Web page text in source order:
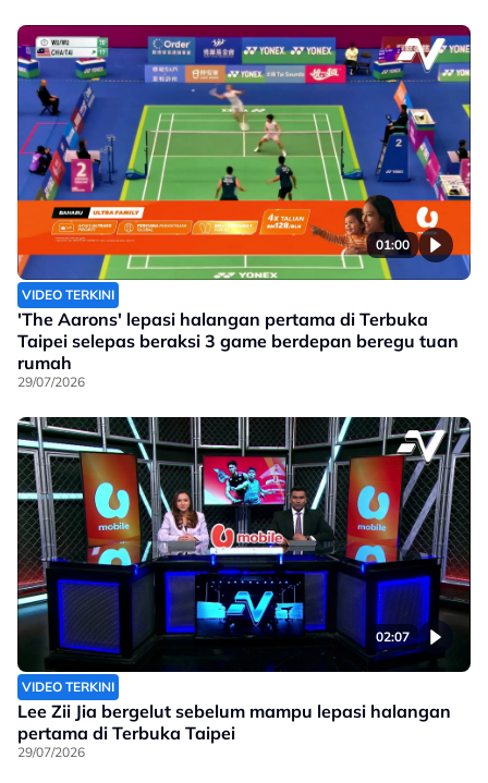
01:00
VIDEO TERKINI
'The Aarons' lepasi halangan pertama di Terbuka
Taipei selepas beraksi 3 game berdepan beregu tuan
rumah
29/07/2026
02:07
VIDEO TERKINI
Lee Zii Jia bergelut sebelum mampu lepasi halangan
pertama di Terbuka Taipei
29/07/2026